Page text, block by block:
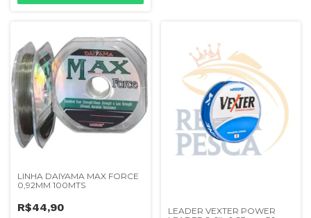
LINHA DAIYAMA MAX FORCE
0,92MM 100MTS
R$44,90
LEADER VEXTER POWER